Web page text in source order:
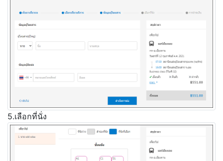
5.เลือกที่นั่ง